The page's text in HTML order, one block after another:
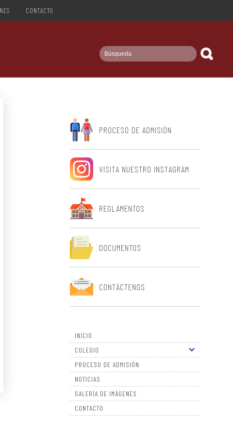
CONTACTO
PROCESO DE ADMISIÓN
VISITA NUESTRO INSTAGRAM
REGLAMENTOS
DOCUMENTOS
CONTÁCTENOS
INICIO
COLEGIO
PROCESO DE ADMISIÓN
NOTICIAS
GALERÍA DE IMÁGENES
CONTACTO